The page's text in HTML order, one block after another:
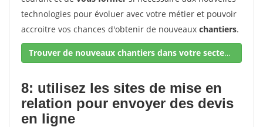
technologies pour évoluer avec votre métier et pouvoir
accroitre vos chances d'obtenir de nouveaux chantiers.
Trouver de nouveaux chantiers dans votre secteur !
8: utilisez les sites de mise en
relation pour envoyer des devis
en ligne